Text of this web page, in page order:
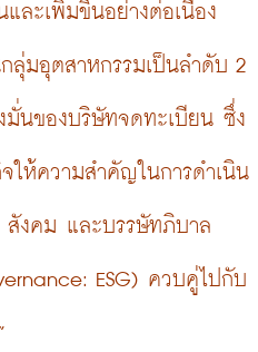
และเพิ่มขึ้นอย่างต่อเนื่อง
ลุ่มอุตสาหกรรมเป็นลำดับ 2
มั่นของบริษัทจดทะเบียน ซึ่ง
ให้ความสำคัญในการดำเนิน
สังคม และบรรษัทภิบาล
ESG) ควบคู่ไปกับ